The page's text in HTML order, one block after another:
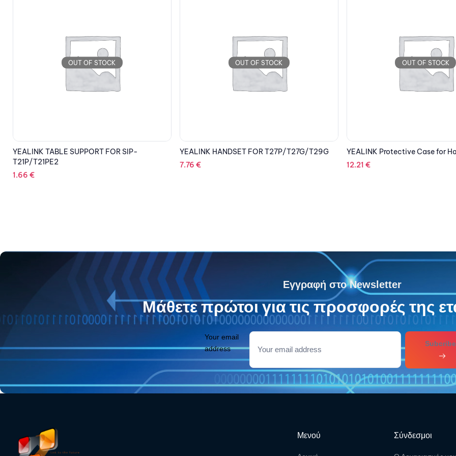
OUT OF STOCK
YEALINK HANDSET FOR T27P/T27G/T29G
7.76€
OUT OF STOCK
YEALINK Protective Case for Handset W56H
12.21€
OUT OF STOCK
YEALINK RT30 DECT IP
166.70
Εγγραφή στο Newsletter
Μάθετε πρώτοι για τις προσφορές της
Your email
address
Μενού Σύνδεσμοι